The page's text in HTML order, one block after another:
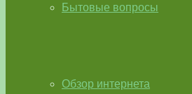
Бытовые вопросы
Обзор интернета